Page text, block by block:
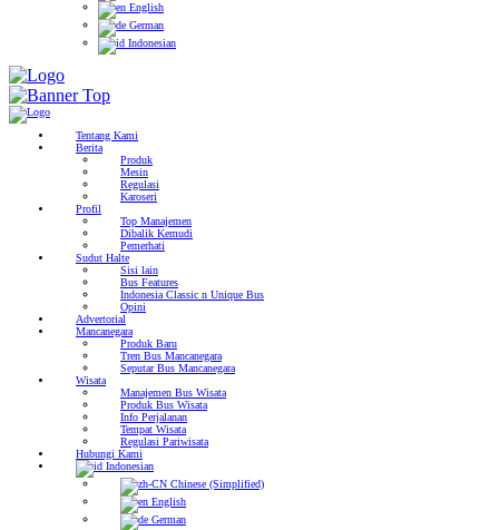
English
German
Indonesian
Tentang Kami
Berita
Produk
Mesin
Regulasi
Karoseri
Profil
Top Manajemen
Dibalik Kemudi
Pemerhati
Sudut Halte
Sisi lain
Bus Features
Indonesia Classic n Unique Bus
Opini
Advertorial
Mancanegara
Produk Baru
Tren Bus Mancanegara
Seputar Bus Mancanegara
Wisata
Manajemen Bus Wisata
Produk Bus Wisata
Info Perjalanan
Tempat Wisata
Regulasi Pariwisata
Hubungi Kami
Indonesian
Chinese (Simplified)
English
German